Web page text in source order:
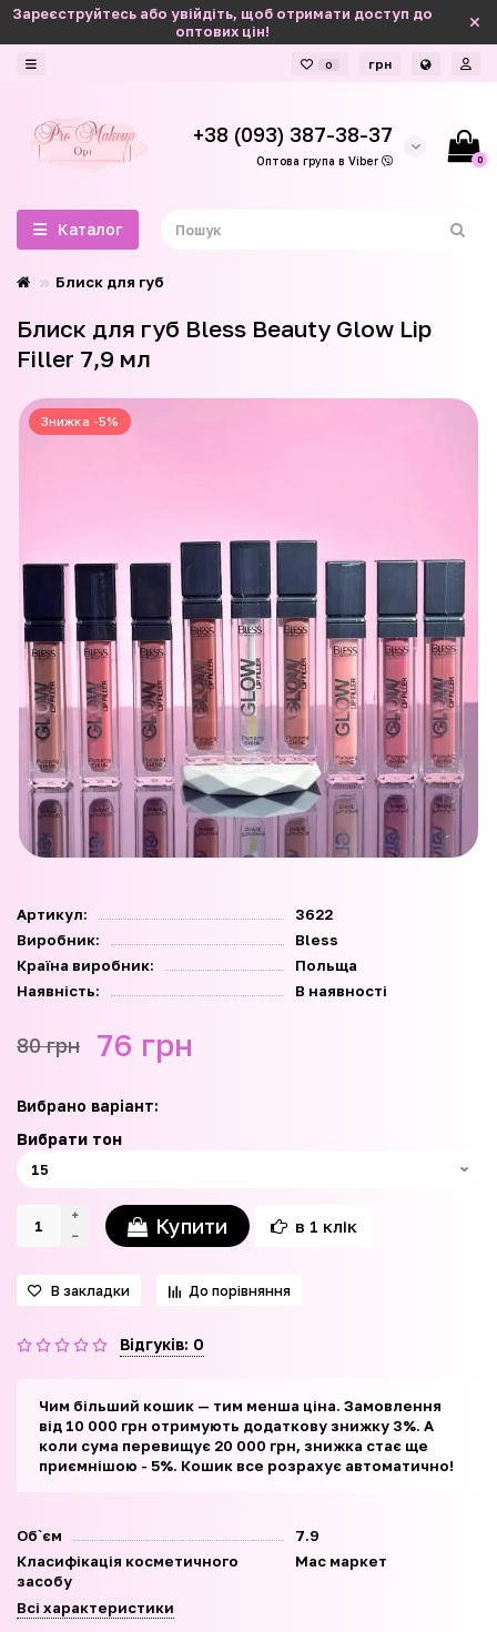
Зареєструйтесь або увійдіть, щоб отримати доступ до
оптових цін!
0 грн
+38 (093) 387-38-37
Оптова група в Viber 0
Каталог
Блиск для губ
Блиск для губ Bless Beauty Glow Lip
Filler 7,9 мл
Знижка -5%
Артикул:
3622
Виробник:
Bless
Країна виробник:
Польща
Наявність:
В наявності
80 грн 76 грн
Вибрано варіант:
Вибрати тон
Купити в 1 клік
В закладки До порівняння
Відгуків: 0
Чим більший кошик — тим менша ціна. Замовлення
від 10 000 грн отримують додаткову знижку 3%. А
коли сума перевищує 20 000 грн, знижка стає ще
приємнішою - 5%. Кошик все розрахує автоматично!
Об`єм
7.9
Класифікація косметичного
засобу
Мас маркет
Всі характеристики